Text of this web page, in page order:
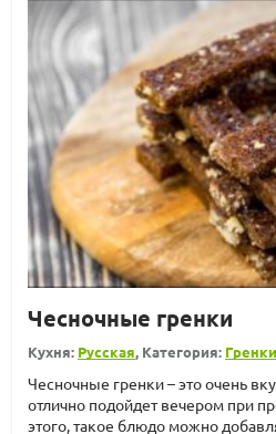
Чесночные гренки
Кухня: Русская, Категория: Гренки
Чесночные гренки – это очень
отлично подойдет вечером при
этого, такое блюдо можно